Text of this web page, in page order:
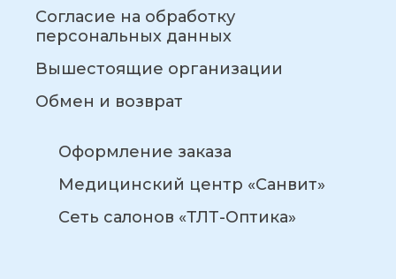
Согласие на обработку
персональных данных
Вышестоящие организации
Обмен и возврат
Оформление заказа
Медицинский центр «Санвит»
Сеть салонов «ТЛТ-Оптика»